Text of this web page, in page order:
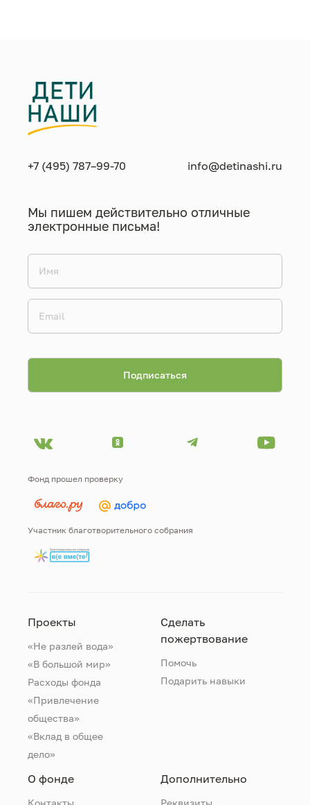
+7 (495) 787–99-70 info@detinashi.ru
Мы пишем действительно отличные
электронные письма!
Фонд прошел проверку
Участник благотворительного собрания
Проекты
«Не разлей вода»
«В большой мир»
Расходы фонда
«Привлечение
общества»
«Вклад в общее
дело»
Сделать
пожертвование
Помочь
Подарить навыки
О фонде
Контакты
Дополнительно
Реквизиты